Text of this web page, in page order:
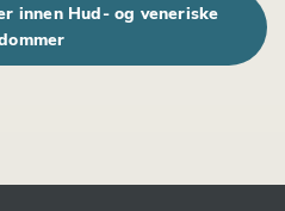
innen Hud- og veneriske